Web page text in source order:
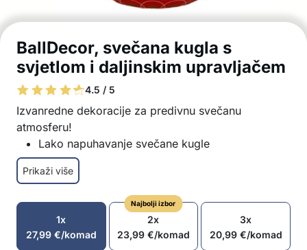
BallDecor, svečana kugla s
svjetlom i daljinskim upravljačem
4.5 / 5
Izvanredne dekoracije za predivnu svečanu
atmosferu!
Lako napuhavanje svečane kugle
LED svjetlo, koje emitira svjetlost i ima različite
efekte
Daljinski upravljač za upravljanje svjetlom
Izrađeno od visokokvalitetnog i izdržljivog
materijala
Jednostavno postavljanje bez alata
Prikaži više
1x
27,99 €/komad
Najbolji izbor
2x
23,99 €/komad
3x
20,99 €/komad